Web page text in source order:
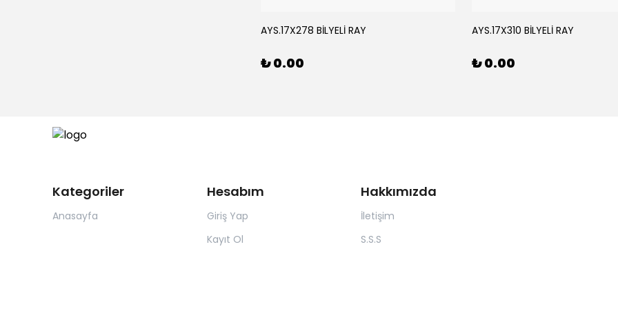
AYS.17X278 BİLYELİ RAY
₺ 0.00
AYS.17X310 BİLYELİ RAY
₺ 0.00
Kategoriler
Anasayfa
Hesabım
Giriş Yap
Kayıt Ol
Hakkımızda
İletişim
S.S.S